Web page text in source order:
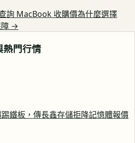
詢 MacBook 收購價為什麼選擇
→
熱門行情
踢鐵板，傳長鑫存儲拒降記憶體報價